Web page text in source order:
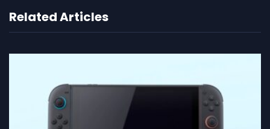
Related Articles